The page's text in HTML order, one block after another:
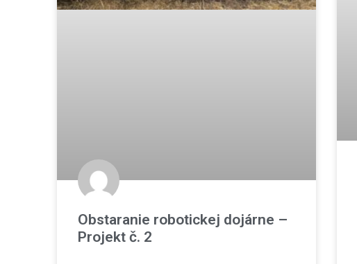
Obstaranie robotickej dojárne –
Projekt č. 2